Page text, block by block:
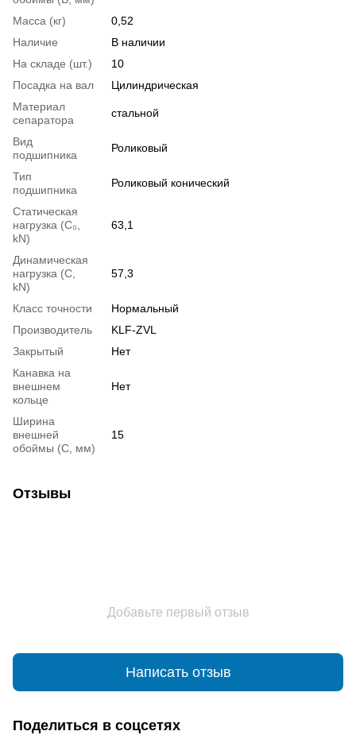
Масса (кг)
0,52
Наличие
В наличии
На складе (шт.)
10
Посадка на вал
Цилиндрическая
Материал
сепаратора
стальной
Вид
подшипника
Роликовый
Тип
подшипника
Роликовый конический
Статическая
нагрузка (С₀,
kN)
63,1
Динамическая
нагрузка (С,
kN)
57,3
Класс точности
Нормальный
Производитель
KLF-ZVL
Закрытый
Нет
Канавка на
внешнем
кольце
Нет
Ширина
внешней
обоймы (С, мм)
15
Отзывы
Добавьте первый отзыв
Написать отзыв
Поделиться в соцсетях